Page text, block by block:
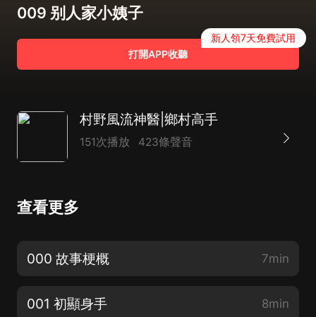
009 别人家小姨子
打開APP收聽
新人領7天免費試用
村野風流神醫|鄉村高手
151次播放 423條聲音
查看更多
000 故事梗概 7min
001 初顯身手 8min